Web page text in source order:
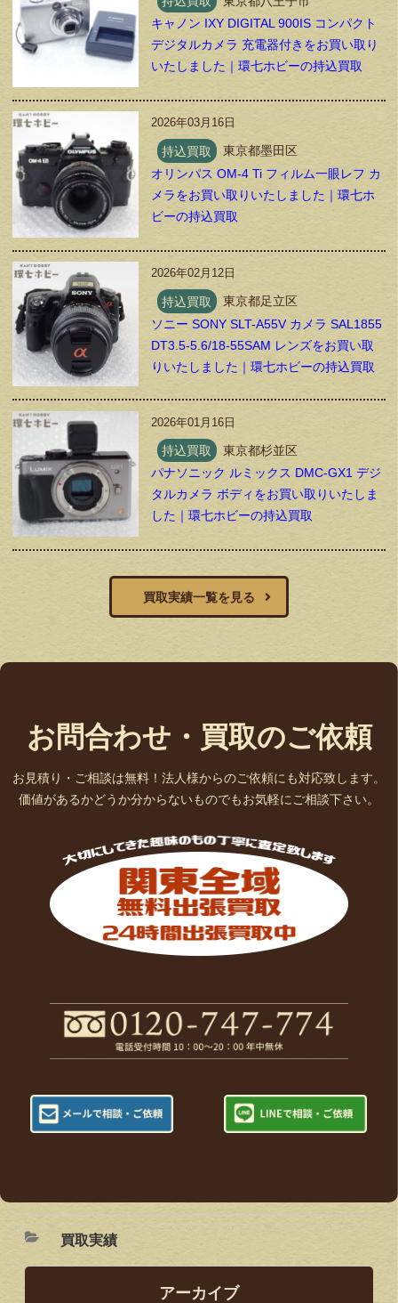
キャノン IXY DIGITAL 900IS コンパクト
デジタルカメラ 充電器付きをお買い取り
いたしました｜環七ホビーの持込買取
2026年03月16日
持込買取
東京都墨田区
オリンパス OM-4 Ti フィルム一眼レフ カ
メラをお買い取りいたしました｜環七ホ
ビーの持込買取
2026年02月12日
持込買取
東京都足立区
ソニー SONY SLT-A55V カメラ SAL1855
DT3.5-5.6/18-55SAM レンズをお買い取
りいたしました｜環七ホビーの持込買取
2026年01月16日
持込買取
東京都杉並区
パナソニック ルミックス DMC-GX1 デジ
タルカメラ ボディをお買い取りいたしま
した｜環七ホビーの持込買取
買取実績一覧を見る
お問合わせ・買取のご依頼
お見積り・ご相談は無料！法人様からのご依頼にも対応致します。
価値があるかどうか分からないものでもお気軽にご相談下さい。
買取実績
アーカイブ